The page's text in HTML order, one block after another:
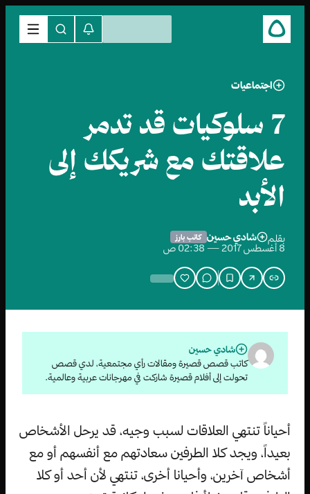
اجتماعيات
7 سلوكيات قد تدمر
علاقتك مع شريكك إلى
الأبد
بقلم شادي حسين كاتب بارز
8 أغسطس 2017 — 02:38 ص
شادي حسين
كاتب قصص قصيرة ومقالات رأي مجتمعية، لدي قصص
تحولت إلى أفلام قصيرة شاركت في مهرجانات عربية وعالمية.
أحياناً تنتهي العلاقات لسبب وجيه، قد يرحل الأشخاص
بعيداً، ويجد كلا الطرفين سعادتهم مع أنفسهم أو مع
أشخاص آخرين، وأحيانا أخرى، تنتهي لأن أحد أو كلا